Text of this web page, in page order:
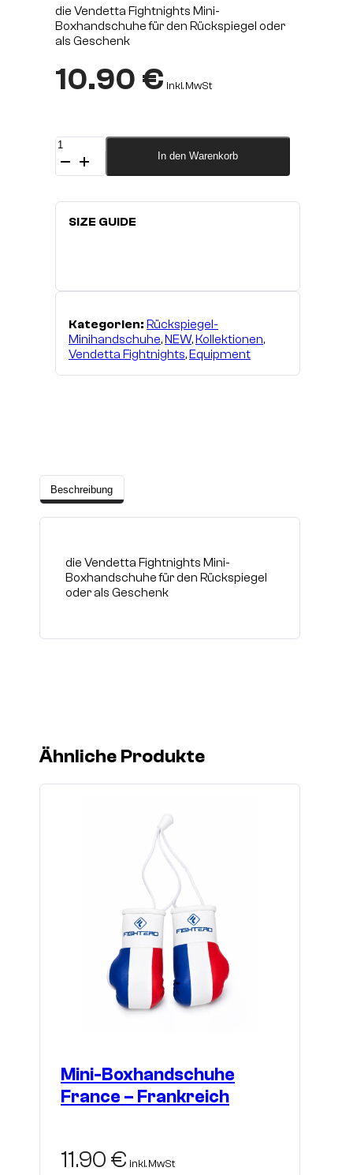
die Vendetta Fightnights Mini-
Boxhandschuhe für den Rückspiegel oder
als Geschenk
10.90 € inkl. MwSt
Mini
Boxhandschuhe
Vendetta
Menge
In den Warenkorb
SIZE GUIDE
Kategorien: Rückspiegel-
Minihandschuhe,NEW,Kollektionen,
Vendetta Fightnights,Equipment
Beschreibung
die Vendetta Fightnights Mini-
Boxhandschuhe für den Rückspiegel
oder als Geschenk
Ähnliche Produkte
Mini-Boxhandschuhe
France – Frankreich
11.90 € inkl. MwSt